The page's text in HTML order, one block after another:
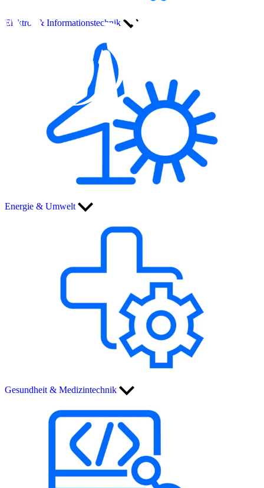
Elektro- & Informationstechnik
Energie & Umwelt
Gesundheit & Medizintechnik